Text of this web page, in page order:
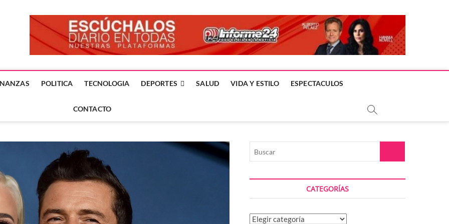
DÍA EN LA NOTICIA
POLITICA TECNOLOGIA DEPORTES SALUD VIDA Y ESTILO ESPECTACULOS
CONTACTO
CATEGORÍAS
Categorías